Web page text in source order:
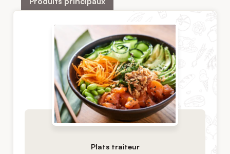
Plats traiteur